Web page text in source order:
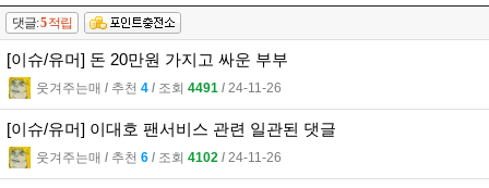
댓글:5적립
[이슈/유머] 돈 20만원 가지고 싸운 부부
웃겨주는매 l 추천 4 l 조회 4491 l 24-11-26
[이슈/유머] 이대호 팬서비스 관련 일관된 댓글
웃겨주는매 l 추천 6 l 조회 4102 l 24-11-26